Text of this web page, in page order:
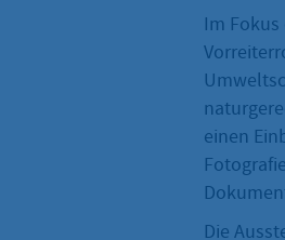
Im Fokus
einen
Die